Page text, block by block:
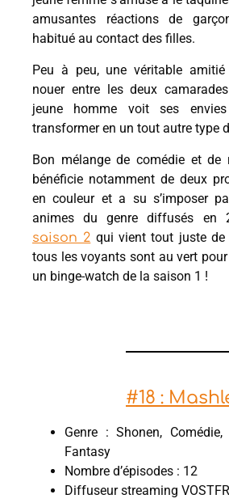
amusantes réactions de
habitué au contact des filles.
Peu à peu, une véritable
nouer entre les deux
jeune homme voit ses
transformer en un tout autre type
Bon mélange de comédie et de
bénéficie notamment de deux
en couleur et a su s’imposer
animes du genre diffusés en
saison 2 qui vient tout juste de
tous les voyants sont au vert
un binge-watch de la saison 1 !
#18 :
Genre : Shonen, Comédie,
Fantasy
Nombre d’épisodes : 12
Diffuseur streaming